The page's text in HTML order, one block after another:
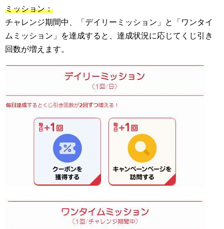
ミッション：
チャレンジ期間中、「デイリーミッション」と「ワンタイ
ムミッション」を達成すると、達成状況に応じてくじ引き
回数が増えます。